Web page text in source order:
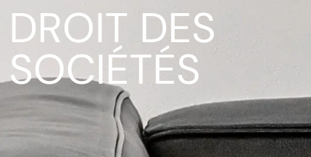
DROIT DES
SOCIÉTÉS